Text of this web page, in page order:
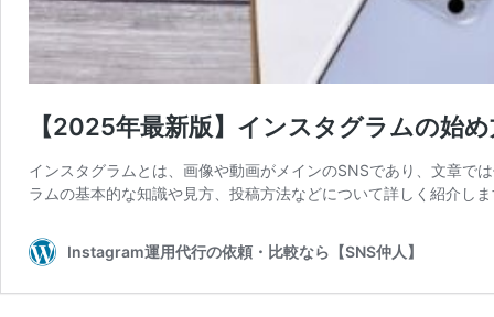
【2025年最新版】インスタグラムの始
インスタグラムとは、画像や動画がメインのSNSであり、文章で
ラムの基本的な知識や見方、投稿方法などについて詳しく紹介し
Instagram運用代行の依頼・比較なら【SNS仲人】